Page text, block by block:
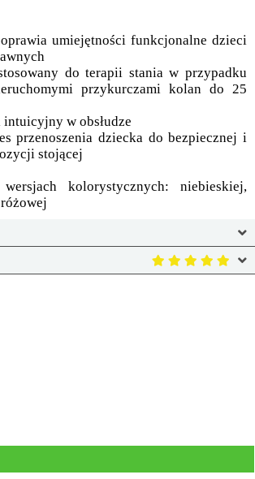
umiejętności funkcjonalne dzieci
do terapii stania w przypadku
przykurczami kolan do 25
intuicyjny w obsłudze
przenoszenia dziecka do bezpiecznej i
stojącej
kolorystycznych: niebieskiej,